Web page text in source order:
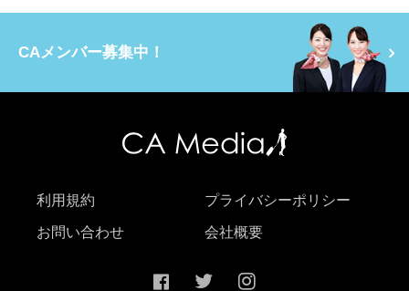
CAメンバー募集中！
利用規約 プライバシーポリシー
お問い合わせ 会社概要